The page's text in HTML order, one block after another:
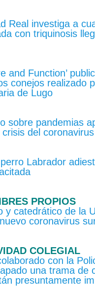
Real investiga a
con triquinosis
and Function’
conejos realizado
de Lugo
sobre pandemias
del coronavirus
Labrador
PROPIOS
y catedrático de la
coronavirus
COLEGIAL
con la
una trama de
presuntamente